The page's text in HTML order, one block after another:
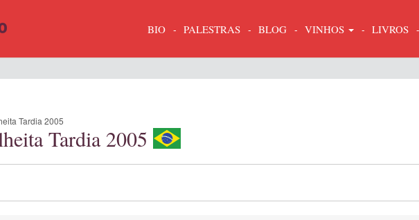
BIO PALESTRAS BLOG VINHOS LIVROS
Tardia 2005
Tardia 2005